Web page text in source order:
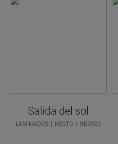
Salida del sol
LAMINADOS NESTO NES923